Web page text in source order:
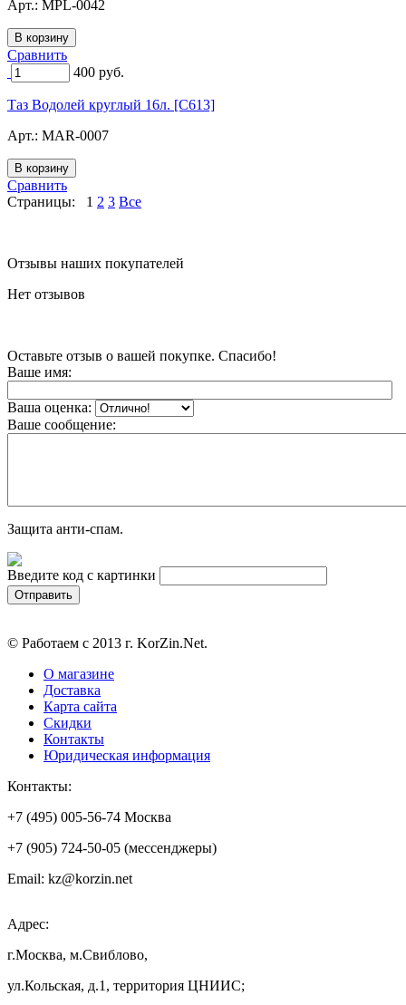
Арт.: MPL-0042
Сравнить
400 руб.
Таз Водолей круглый 16л. [C613]
Арт.: MAR-0007
Сравнить
Страницы: 1 2 3 Все
Отзывы наших покупателей
Нет отзывов
Оставьте отзыв о вашей покупке. Спасибо!
Ваше имя:
Ваша оценка:
Ваше сообщение:
Защита анти-спам.
Введите код с картинки
© Работаем с 2013 г. KorZin.Net.
О магазине
Доставка
Карта сайта
Скидки
Контакты
Юридическая информация
Контакты:
+7 (495) 005-56-74 Москва
+7 (905) 724-50-05 (мессенджеры)
Email: kz@korzin.net
Адрес:
г.Москва, м.Свиблово,
ул.Кольская, д.1, территория ЦНИИС;